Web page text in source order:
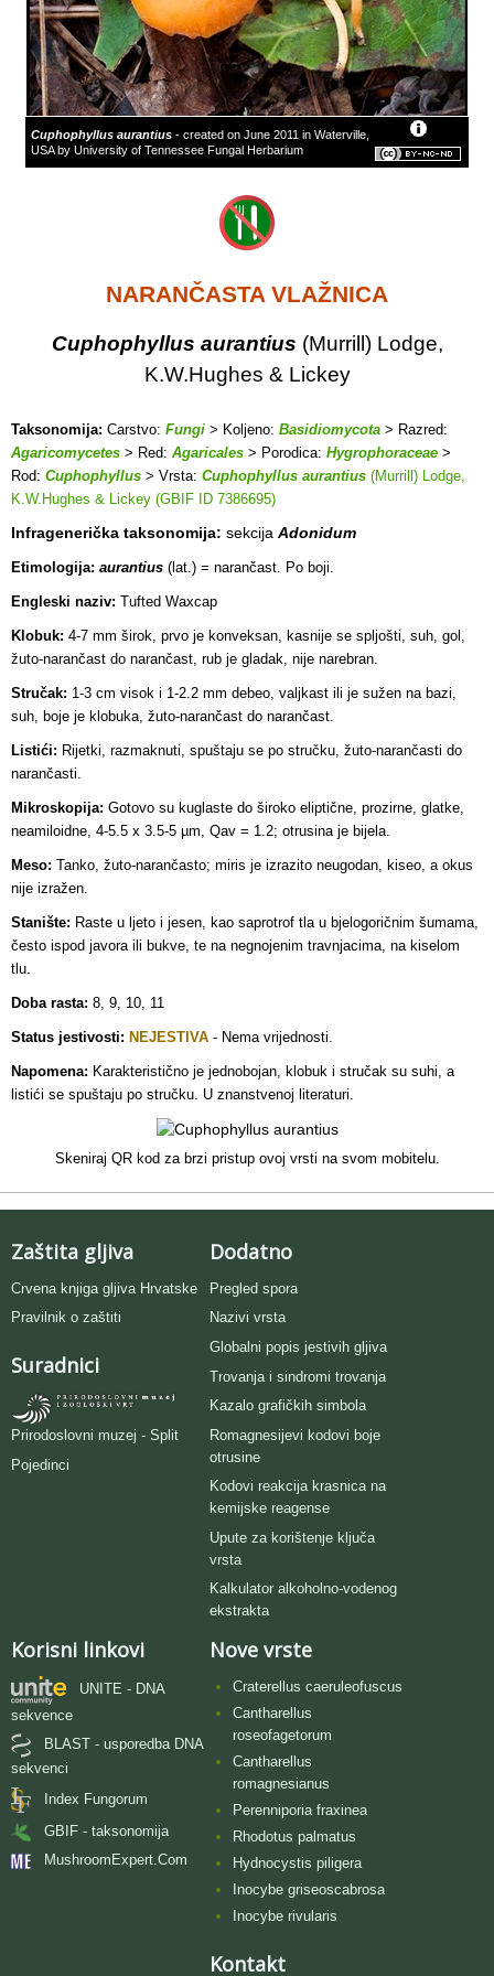
Cuphophyllus aurantius - created on June 2011 in Waterville,
USA by University of Tennessee Fungal Herbarium
NARANČASTA VLAŽNICA
Cuphophyllus aurantius (Murrill) Lodge,
K.W.Hughes & Lickey
Taksonomija: Carstvo: Fungi > Koljeno: Basidiomycota > Razred:
Agaricomycetes > Red: Agaricales > Porodica: Hygrophoraceae >
Rod: Cuphophyllus > Vrsta: Cuphophyllus aurantius (Murrill) Lodge,
K.W.Hughes & Lickey (GBIF ID 7386695)
Infragenerička taksonomija: sekcija Adonidum
Etimologija: aurantius (lat.) = narančast. Po boji.
Engleski naziv: Tufted Waxcap
Klobuk: 4-7 mm širok, prvo je konveksan, kasnije se spljošti, suh, gol,
žuto-narančast do narančast, rub je gladak, nije narebran.
Stručak: 1-3 cm visok i 1-2.2 mm debeo, valjkast ili je sužen na bazi,
suh, boje je klobuka, žuto-narančast do narančast.
Listići: Rijetki, razmaknuti, spuštaju se po stručku, žuto-narančasti do
narančasti.
Mikroskopija: Gotovo su kuglaste do široko eliptične, prozirne, glatke,
neamiloidne, 4-5.5 x 3.5-5 µm, Qav = 1.2; otrusina je bijela.
Meso: Tanko, žuto-narančasto; miris je izrazito neugodan, kiseo, a okus
nije izražen.
Stanište: Raste u ljeto i jesen, kao saprotrof tla u bjelogoričnim šumama,
često ispod javora ili bukve, te na negnojenim travnjacima, na kiselom
tlu.
Doba rasta: 8, 9, 10, 11
Status jestivosti: NEJESTIVA - Nema vrijednosti.
Napomena: Karakteristično je jednobojan, klobuk i stručak su suhi, a
listići se spuštaju po stručku. U znanstvenoj literaturi.
Skeniraj QR kod za brzi pristup ovoj vrsti na svom mobitelu.
Zaštita gljiva
Crvena knjiga gljiva Hrvatske
Pravilnik o zaštiti
Suradnici
Prirodoslovni muzej - Split
Pojedinci
Dodatno
Pregled spora
Nazivi vrsta
Globalni popis jestivih gljiva
Trovanja i sindromi trovanja
Kazalo grafičkih simbola
Romagnesijevi kodovi boje
otrusine
Kodovi reakcija krasnica na
kemijske reagense
Upute za korištenje ključa
vrsta
Kalkulator alkoholno-vodenog
ekstrakta
Korisni linkovi
UNITE - DNA
sekvence
BLAST - usporedba DNA
sekvenci
Index Fungorum
GBIF - taksonomija
MushroomExpert.Com
Nove vrste
Craterellus caeruleofuscus
Cantharellus
roseofagetorum
Cantharellus
romagnesianus
Perenniporia fraxinea
Rhodotus palmatus
Hydnocystis piligera
Inocybe griseoscabrosa
Inocybe rivularis
Kontakt